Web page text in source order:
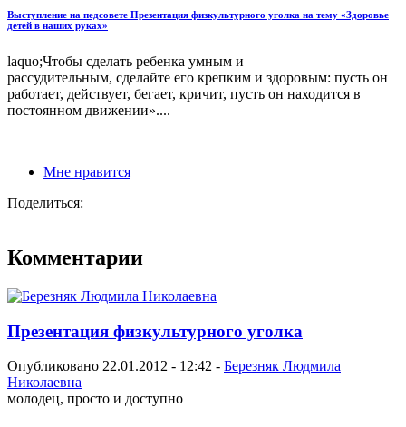
Выступление на педсовете Презентация физкультурного уголка на тему «Здоровье
детей в наших руках»
laquo;Чтобы сделать ребенка умным и
рассудительным, сделайте его крепким и здоровым: пусть он
работает, действует, бегает, кричит, пусть он находится в
постоянном движении»....
Мне нравится
Поделиться:
Комментарии
Презентация физкультурного уголка
Опубликовано 22.01.2012 - 12:42 - Березняк Людмила
Николаевна
молодец, просто и доступно